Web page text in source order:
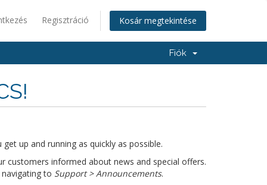
Regisztráció Kosár megtekintése
Fiók
up and running as quickly as possible.
customers informed about news and special offers.
to Support > Announcements.